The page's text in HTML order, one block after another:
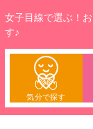
女子目線で選ぶ！
す♪
気分で探す